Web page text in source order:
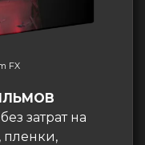
FX
затрат на
пленки,